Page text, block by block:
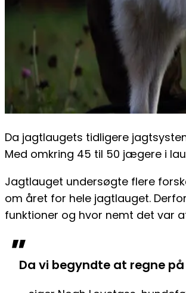
Da jagtlaugets tidligere
Med omkring 45 til 50 jægere i
Jagtlauget undersøgte flere
om året for hele jagtlauget.
funktioner og hvor nemt det var
"Da vi begyndte at regne